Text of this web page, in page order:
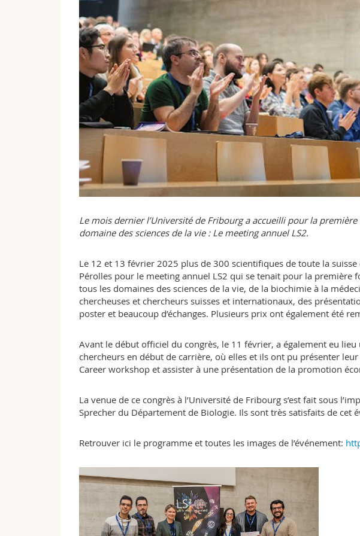
Le mois dernier l’Université de Fribourg a accueilli pour la première
domaine des sciences de la vie : Le meeting annuel LS2.
Le 12 et 13 février 2025 plus de 300 scientifiques de toute la
Pérolles pour le meeting annuel LS2 qui se tenait pour la première
tous les domaines des sciences de la vie, de la biochimie à la
chercheuses et chercheurs suisses et internationaux, des
poster et beaucoup d’échanges. Plusieurs prix ont également été
Avant le début officiel du congrès, le 11 février, a également eu
chercheurs en début de carrière, où elles et ils ont pu présenter
Career workshop et assister à une présentation de la promotion
La venue de ce congrès à l’Université de Fribourg s’est fait sous
Sprecher du Département de Biologie. Ils sont très satisfaits de cet
Retrouver ici le programme et toutes les images de l’événement: